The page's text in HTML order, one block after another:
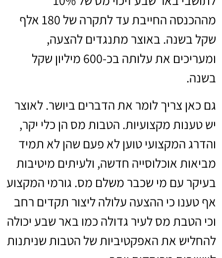
מההכנסה החייבת עד לתקרה של 180 אלף
שקל בשנה. באוצר מתנגדים להצעה,
ומעריכים את עלותה בכ-600 מיליון שקל
בשנה.
גם כאן צריך לומר את הדברים ביושר. לאוצר
יש טענות מקצועיות. הטבות מס הן כלי יקר,
והדרג המקצועי טוען לא פעם שהן לא תמיד
מביאות אוכלוסייה חדשה, ולעיתים מיטיבות
בעיקר עם מי שכבר משלם מס. גורמי המקצוע
אף טענו כי ההצעה עלולה ליצור תקדים רחב
וכי הטבת מס לעיר גדולה כמו באר שבע יכולה
להחליש את האפקטיביות של הטבות שניתנות